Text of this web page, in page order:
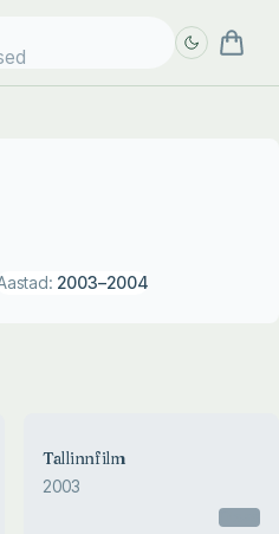
2003–2004
Tallinnfilm
2003